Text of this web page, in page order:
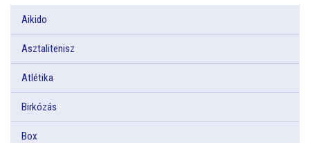
Aikido
Asztalitenisz
Atlétika
Birkózás
Box